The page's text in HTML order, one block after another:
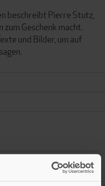
beschreibt Pierre Stutz,
zum Geschenk macht.
und Bilder, um auf